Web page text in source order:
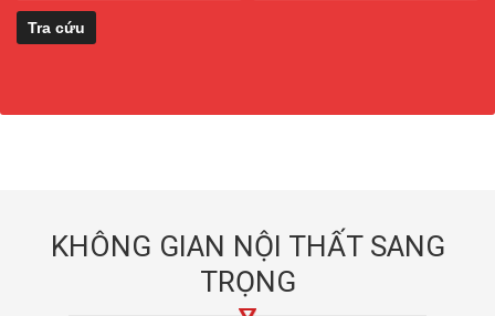
KHÔNG GIAN NỘI THẤT SANG
TRỌNG